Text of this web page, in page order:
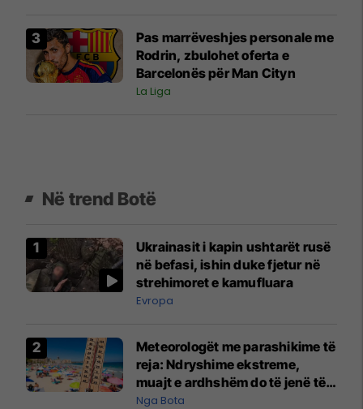
Pas marrëveshjes personale me
Rodrin, zbulohet oferta e
Barcelonës për Man Cityn
La Liga
Në trend Botë
Ukrainasit i kapin ushtarët rusë
në befasi, ishin duke fjetur në
strehimoret e kamufluara
Evropa
Meteorologët me parashikime të
reja: Ndryshime ekstreme,
muajt e ardhshëm do të jenë të
pazakontë
Nga Bota